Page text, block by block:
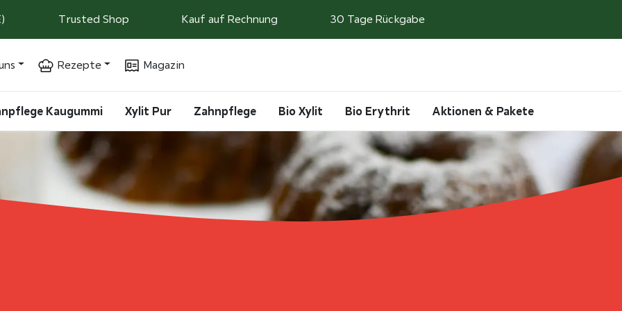
Trusted Shop Kauf auf Rechnung 30 Tage Rückgabe
Rezepte Magazin
Kaugummi Xylit Pur Zahnpflege Bio Xylit Bio Erythrit Aktionen & Pakete